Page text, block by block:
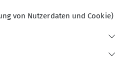
gemacht
in die Berge der
Das haben wir als
von Nutzerdaten und Cookie)